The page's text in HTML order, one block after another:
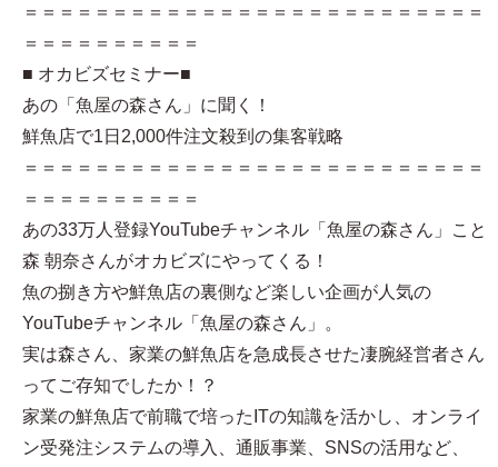
＝＝＝＝＝＝＝＝＝＝＝＝＝＝＝＝＝＝＝＝＝＝＝＝＝＝
＝＝＝＝＝＝＝＝＝＝
■ オカビズセミナー■
あの「魚屋の森さん」に聞く！
鮮魚店で1日2,000件注文殺到の集客戦略
＝＝＝＝＝＝＝＝＝＝＝＝＝＝＝＝＝＝＝＝＝＝＝＝＝＝
＝＝＝＝＝＝＝＝＝＝
あの33万人登録YouTubeチャンネル「魚屋の森さん」こと
森 朝奈さんがオカビズにやってくる！
魚の捌き方や鮮魚店の裏側など楽しい企画が人気の
YouTubeチャンネル「魚屋の森さん」。
実は森さん、家業の鮮魚店を急成長させた凄腕経営者さん
ってご存知でしたか！？
家業の鮮魚店で前職で培ったITの知識を活かし、オンライ
ン受発注システムの導入、通販事業、SNSの活用など、